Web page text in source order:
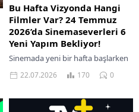
Bu Hafta Vizyonda Hangi
Filmler Var? 24 Temmuz
2026’da Sinemaseverleri 6
Yeni Yapım Bekliyor!
Sinemada yeni bir hafta başlarken
birbirinden farklı türlerde yapımlar
da izleyicilerle buluşuyor. Paribu
vizyona girecek yeni...
22.07.2026 170 0